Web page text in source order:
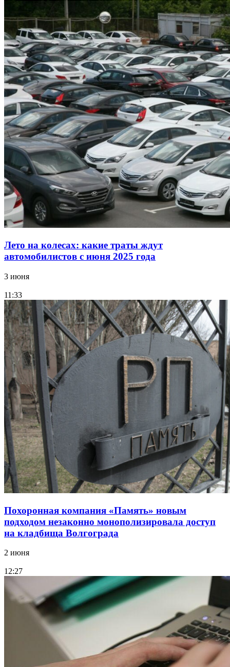
Лето на колесах: какие траты ждут
автомобилистов с июня 2025 года
3 июня
11:33
Похоронная компания «Память» новым
подходом незаконно монополизировала доступ
на кладбища Волгограда
2 июня
12:27